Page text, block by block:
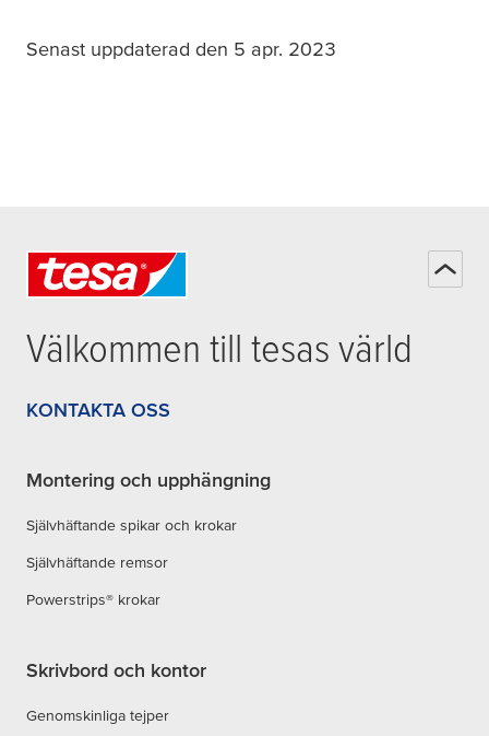
Senast uppdaterad den 5 apr. 2023
Välkommen till tesas värld
KONTAKTA OSS
Montering och upphängning
Självhäftande spikar och krokar
Självhäftande remsor
Powerstrips® krokar
Skrivbord och kontor
Genomskinliga tejper